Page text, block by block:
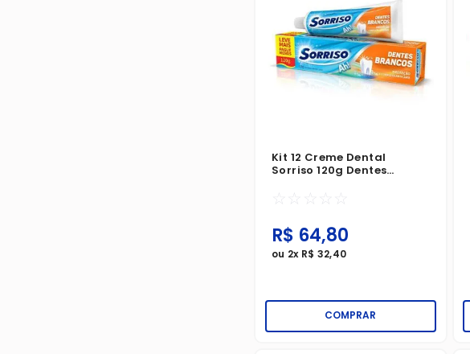
Kit 12 Creme Dental
Sorriso 120g Dentes
☆ ☆ ☆ ☆ ☆
R$ 64,80
ou 2x R$ 32,40
COMPRAR